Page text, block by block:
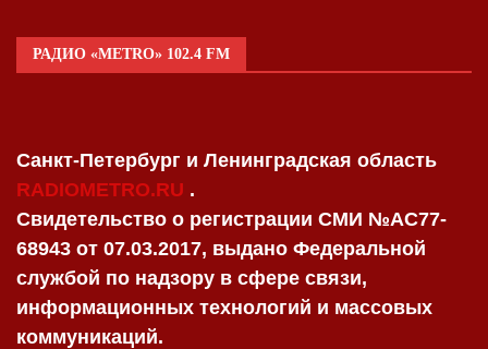
РАДИО «METRO» 102.4 FM
Санкт-Петербург и Ленинградская область
RADIOMETRO.RU .
Свидетельство о регистрации СМИ №AC77-
68943 от 07.03.2017, выдано Федеральной
службой по надзору в сфере связи,
информационных технологий и массовых
коммуникаций.